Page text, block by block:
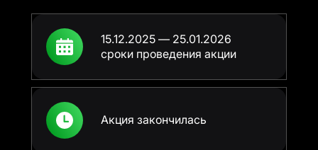
15.12.2025 — 25.01.2026
сроки проведения акции
Акция закончилась